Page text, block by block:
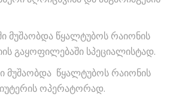
მუშაობდა წყალტუბოს რაიონის
გაყოფილებაში სპეციალისტად.
მუშაობდა წყალტუბოს რაიონის
ოპერატორად.